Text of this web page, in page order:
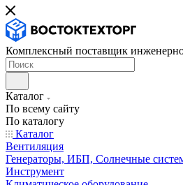
Комплексный поставщик
Каталог
По всему сайту
По каталогу
Каталог
Вентиляция
Генераторы, ИБП, Солнечные
Инструмент